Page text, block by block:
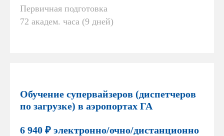
Первичная подготовка
72 академ. часа (9 дней)
Обучение супервайзеров (диспетчеров
по загрузке) в аэропортах ГА
6 940 ₽ электронно/очно/дистанционно